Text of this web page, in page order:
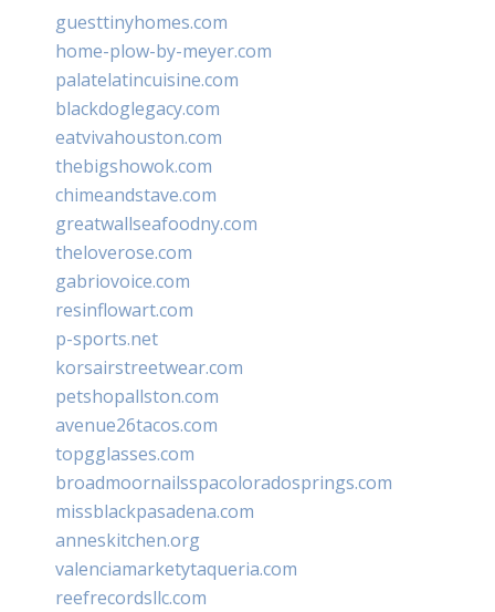
guesttinyhomes.com
home-plow-by-meyer.com
palatelatincuisine.com
blackdoglegacy.com
eatvivahouston.com
thebigshowok.com
chimeandstave.com
greatwallseafoodny.com
theloverose.com
gabriovoice.com
resinflowart.com
p-sports.net
korsairstreetwear.com
petshopallston.com
avenue26tacos.com
topgglasses.com
broadmoornailsspacoloradosprings.com
missblackpasadena.com
anneskitchen.org
valenciamarketytaqueria.com
reefrecordsllc.com